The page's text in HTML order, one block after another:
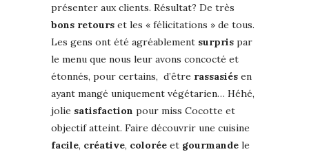
présenter aux clients. Résultat? De très
bons retours et les « félicitations » de tous.
Les gens ont été agréablement surpris par
le menu que nous leur avons concocté et
étonnés, pour certains, d’être rassasiés en
ayant mangé uniquement végétarien… Héhé,
jolie satisfaction pour miss Cocotte et
objectif atteint. Faire découvrir une cuisine
facile, créative, colorée et gourmande le